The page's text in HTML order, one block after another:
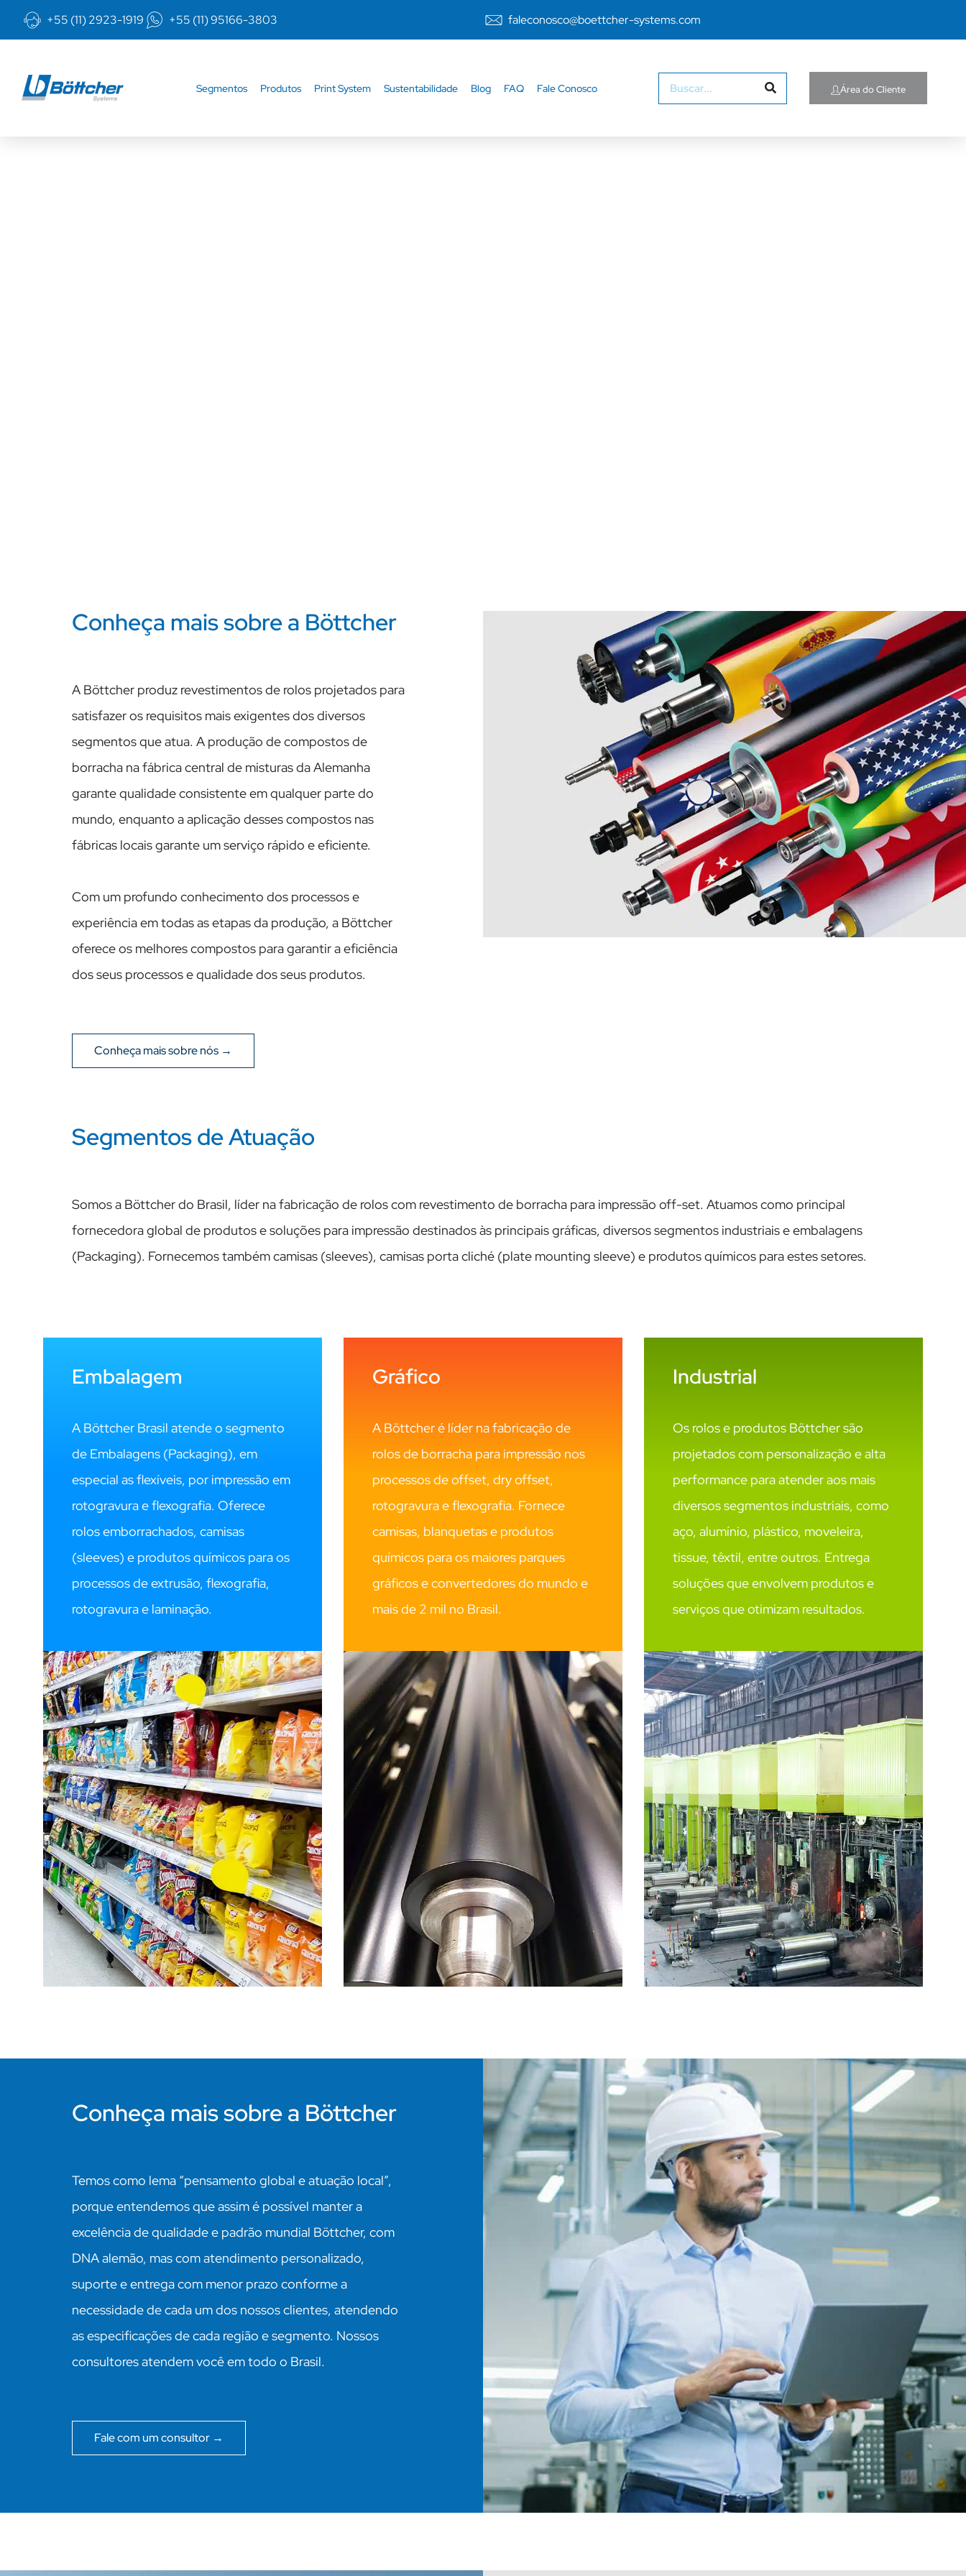
+55 (11) 2923-1919 +55 (11) 95166-3803 faleconosco@boettcher-systems.com
Segmentos Produtos Print System Sustentabilidade Blog FAQ Fale Conosco Área do Cliente
Pensamento
global e
atuação local
para fazer o
Conheça mais sobre a Böttcher
A Böttcher produz revestimentos de rolos projetados para
satisfazer os requisitos mais exigentes dos diversos
segmentos que atua. A produção de compostos de
borracha na fábrica central de misturas da Alemanha
garante qualidade consistente em qualquer parte do
mundo, enquanto a aplicação desses compostos nas
fábricas locais garante um serviço rápido e eficiente.
Com um profundo conhecimento dos processos e
experiência em todas as etapas da produção, a Böttcher
oferece os melhores compostos para garantir a eficiência
dos seus processos e qualidade dos seus produtos.
Conheça mais sobre nós →
Segmentos de Atuação
Somos a Böttcher do Brasil, líder na fabricação de rolos com revestimento de borracha para impressão off-set. Atuamos como principal
fornecedora global de produtos e soluções para impressão destinados às principais gráficas, diversos segmentos industriais e embalagens
(Packaging). Fornecemos também camisas (sleeves), camisas porta cliché (plate mounting sleeve) e produtos químicos para estes setores.
Embalagem
A Böttcher Brasil atende o segmento
de Embalagens (Packaging), em
especial as flexíveis, por impressão em
rotogravura e flexografia. Oferece
rolos emborrachados, camisas
(sleeves) e produtos químicos para os
processos de extrusão, flexografia,
rotogravura e laminação.
Gráfico
A Böttcher é líder na fabricação de
rolos de borracha para impressão nos
processos de offset, dry offset,
rotogravura e flexografia. Fornece
camisas, blanquetas e produtos
químicos para os maiores parques
gráficos e convertedores do mundo e
mais de 2 mil no Brasil.
Industrial
Os rolos e produtos Böttcher são
projetados com personalização e alta
performance para atender aos mais
diversos segmentos industriais, como
aço, alumínio, plástico, moveleira,
tissue, têxtil, entre outros. Entrega
soluções que envolvem produtos e
serviços que otimizam resultados.
Conheça mais sobre a Böttcher
Temos como lema “pensamento global e atuação local”,
porque entendemos que assim é possível manter a
excelência de qualidade e padrão mundial Böttcher, com
DNA alemão, mas com atendimento personalizado,
suporte e entrega com menor prazo conforme a
necessidade de cada um dos nossos clientes, atendendo
as especificações de cada região e segmento. Nossos
consultores atendem você em todo o Brasil.
Fale com um consultor →